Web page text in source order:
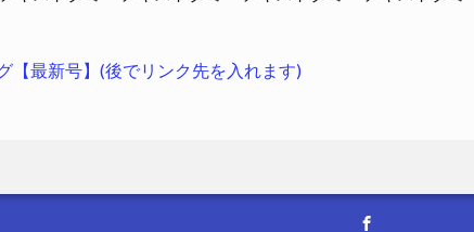
【最新号】(後でリンク先を入れます)